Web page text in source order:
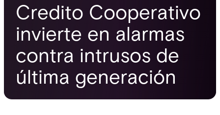
Credito Cooperativo
invierte en alarmas
contra intrusos de
última generación